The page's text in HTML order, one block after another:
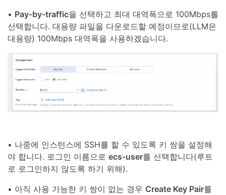
• Pay-by-traffic을 선택하고 최대 대역폭으로 100Mbps를
선택합니다. 대용량 파일을 다운로드할 예정이므로(LLM은
대용량) 100Mbps 대역폭을 사용하겠습니다.
• 나중에 인스턴스에 SSH를 할 수 있도록 키 쌍을 설정해
야 합니다. 로그인 이름으로 ecs-user를 선택합니다(루트
로 로그인하지 않도록 하기 위해).
• 아직 사용 가능한 키 쌍이 없는 경우 Create Key Pair를